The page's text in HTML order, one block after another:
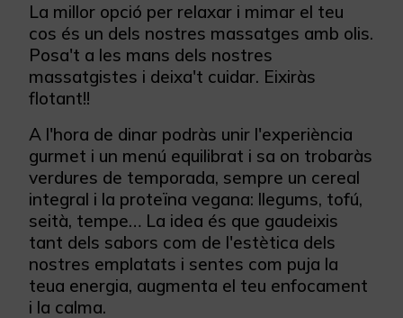
La millor opció per relaxar i mimar el teu
cos és un dels nostres massatges amb olis.
Posa't a les mans dels nostres
massatgistes i deixa't cuidar. Eixiràs
flotant!!
A l'hora de dinar podràs unir l'experiència
gurmet i un menú equilibrat i sa on trobaràs
verdures de temporada, sempre un cereal
integral i la proteïna vegana: llegums, tofú,
seità, tempe… La idea és que gaudeixis
tant dels sabors com de l'estètica dels
nostres emplatats i sentes com puja la
teua energia, augmenta el teu enfocament
i la calma.